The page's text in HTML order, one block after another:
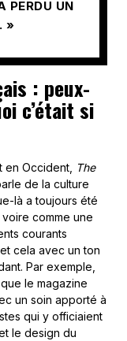
PERDU UN
»
: peux-
c’était si
en Occident,
The
de la culture
là a toujours été
comme une
courants
cela avec un ton
Par exemple,
le magazine
un soin apporté à
qui y officiaient
le design du